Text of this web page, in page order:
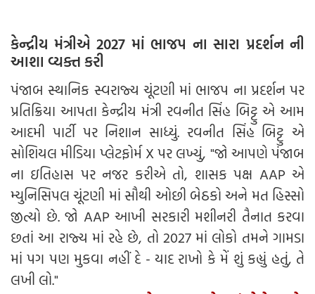
કેન્દ્રીય મંત્રીએ 2027 માં ભાજપ ના સારા પ્રદર્શન ની
આશા વ્યક્ત કરી
પંજાબ સ્થાનિક સ્વરાજ્ય ચૂંટણી માં ભાજપ ના પ્રદર્શન પર
પ્રતિક્રિયા આપતા કેન્દ્રીય મંત્રી રવનીત સિંહ બિટ્ટુ એ આમ
આદમી પાર્ટી પર નિશાન સાધ્યું. રવનીત સિંહ બિટ્ટુ એ
સોશિયલ મીડિયા પ્લેટફોર્મ X પર લખ્યું, "જો આપણે પંજાબ
ના ઇતિહાસ પર નજર કરીએ તો, શાસક પક્ષ AAP એ
મ્યુનિસિપલ ચૂંટણી માં સૌથી ઓછી બેઠકો અને મત હિસ્સો
જીત્યો છે. જો AAP આખી સરકારી મશીનરી તૈનાત કરવા
છતાં આ રાજ્ય માં રહે છે, તો 2027 માં લોકો તમને ગામડા
માં પગ પણ મુકવા નહીં દે - યાદ રાખો કે મેં શું કહ્યું હતું, તે
લખી લો."